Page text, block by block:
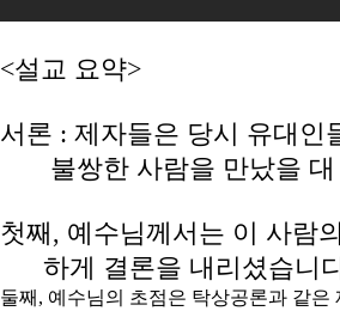
<설교 요약>
서론 : 제자들은 당시 유대인
불쌍한 사람을 만났을 대
첫째, 예수님께서는 이 사람
하게 결론을 내리셨습니
둘째, 예수님의 초점은 탁상공론과 같